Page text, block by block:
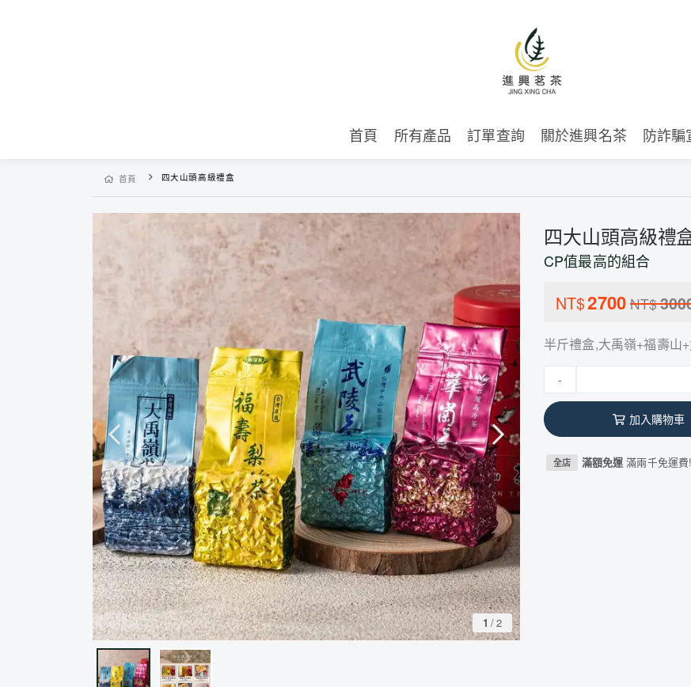
首頁 所有產品 訂單查詢 關於進興名茶 防詐騙
首頁 四大山頭高級禮盒
1 /2
四大山頭高級禮
CP值最高的組合
NT$2700 NT$
半斤禮盒,大禹嶺+福壽山
-
加入購物車
全店 滿額免運滿兩千免運費!